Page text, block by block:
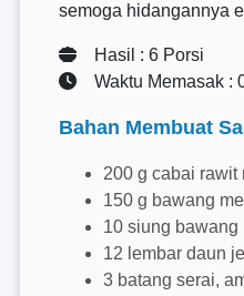
semoga hidangannya
Hasil : 6 Porsi
Waktu Memasak :
Bahan Membuat
200 g cabai rawit
150 g bawang
10 siung bawang
12 lembar daun
3 batang serai,